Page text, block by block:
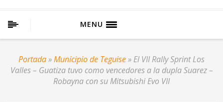
MENU
Portada»Municipio de Teguise» El VII Rally Sprint Los
Valles – Guatiza tuvo como vencedores a la dupla Suarez –
Robayna con su Mitsubishi Evo VII